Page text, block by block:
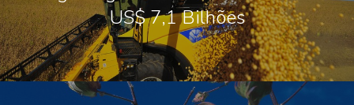
US$ 7,1 Bilhões